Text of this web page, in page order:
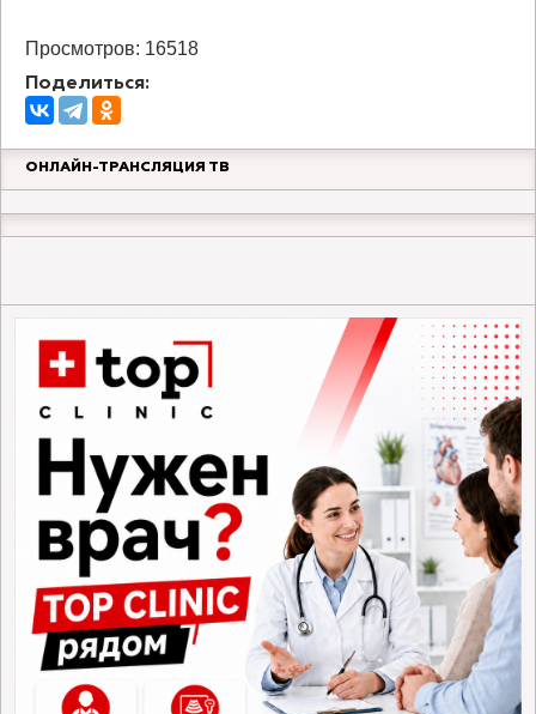
Просмотров: 16518
Поделиться:
ОНЛАЙН-ТРАНСЛЯЦИЯ ТВ